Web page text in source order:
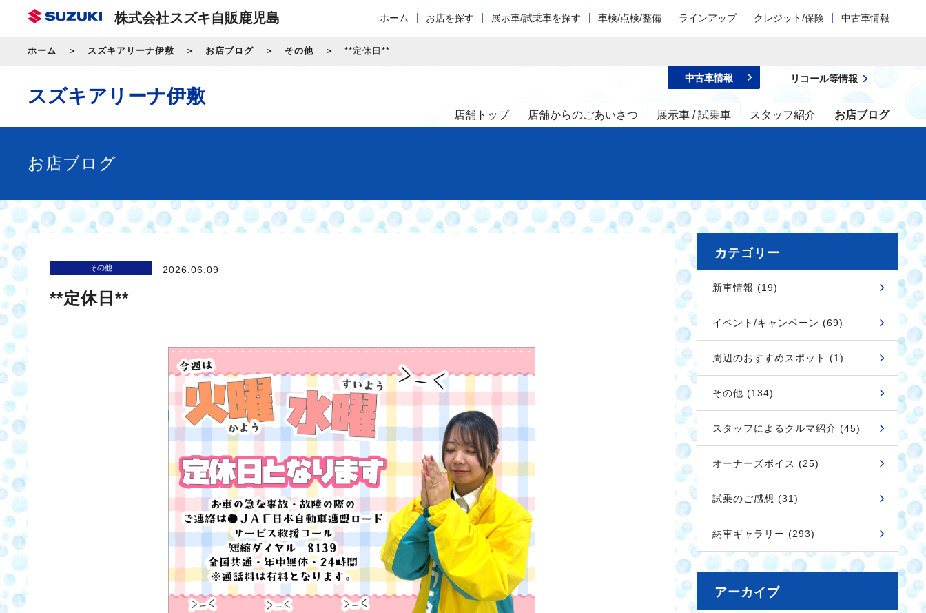
株式会社スズキ自販鹿児島 ホーム お店を探す 展示車/試乗車を探す 車検/点検/整備 ラインアップ クレジット/保険 中古車情報
ホーム スズキアリーナ伊敷 お店ブログ その他 **定休日**
スズキアリーナ伊敷
店舗トップ 店舗からのごあいさつ 展示車 / 試乗車 スタッフ紹介 お店ブログ
中古車情報 リコール等情報
お店ブログ
その他 2026.06.09
**定休日**
カテゴリー
新車情報 (19)
イベント/キャンペーン (69)
周辺のおすすめスポット (1)
その他 (134)
スタッフによるクルマ紹介 (45)
オーナーズボイス (25)
試乗のご感想 (31)
納車ギャラリー (293)
アーカイブ